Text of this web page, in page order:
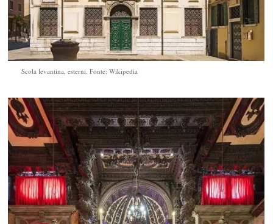
Scola levantina, esterni. Fonte: Wikipedia